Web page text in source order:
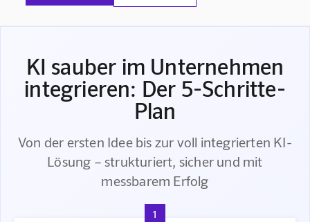
KI sauber im Unternehmen
integrieren: Der 5-Schritte-
Plan
Von der ersten Idee bis zur voll integrierten KI-
Lösung – strukturiert, sicher und mit
messbarem Erfolg
1